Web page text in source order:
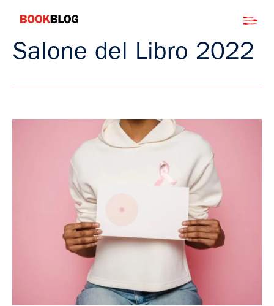
contenuto
Bookblog
Salone del Libro 2022